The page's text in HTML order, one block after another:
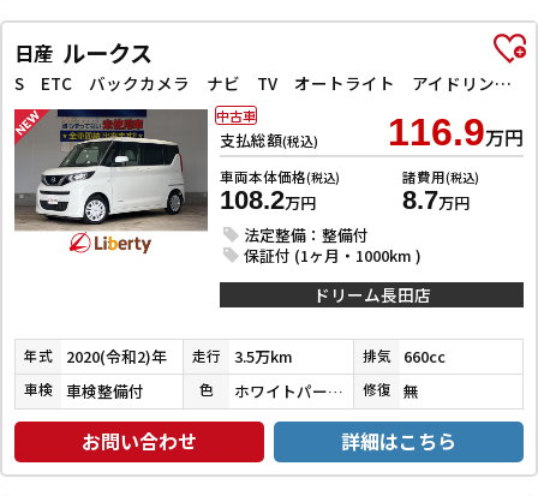
日産 ルークス
S ETC バックカメラ ナビ TV オートライト アイドリングストップ 電動格納ミラー ベンチシート CVT ABS ESC CD Bluetooth エアコン パワーステアリング パワーウィンドウ
支払総額(税込) 116.9万円
車両本体価格(税込)
108.2万円
諸費用(税込)
8.7万円
法定整備：整備付
保証付 (1ヶ月・1000km )
中古車
ドリーム長田店
年式 2020(令和2)年 走行 3.5万km 排気 660cc
車検 車検整備付 色 ホワイトパール３コートパール 修復 無
お問い合わせ 詳細はこちら